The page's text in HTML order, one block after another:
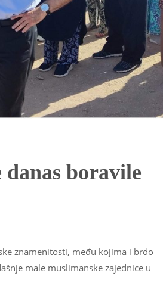
danas boravile
znamenitosti, među kojima i brdo
male muslimanske zajednice u